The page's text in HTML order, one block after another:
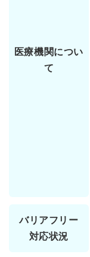
医療機関につい
て
バリアフリー
対応状況